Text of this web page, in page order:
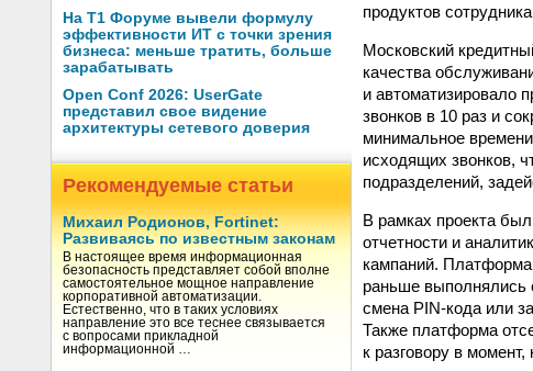
На Т1 Форуме вывели формулу
эффективности ИТ с точки зрения
бизнеса: меньше тратить, больше
зарабатывать
Open Conf 2026: UserGate
представил свое видение
архитектуры сетевого доверия
Рекомендуемые статьи
Михаил Родионов, Fortinet:
Развиваясь по известным законам
В настоящее время информационная
безопасность представляет собой вполне
самостоятельное мощное направление
корпоративной автоматизации.
Естественно, что в таких условиях
направление это все теснее связывается
с вопросами прикладной
информационной …
продуктов
Московский
качества
и автоматизировало
звонков в 10 раз и
минимальное
исходящих звонков,
подразделений,
В рамках проекта
отчетности и
кампаний. Платформа
раньше выполнялись
смена PIN-кода или
Также платформа
к разговору в момент,